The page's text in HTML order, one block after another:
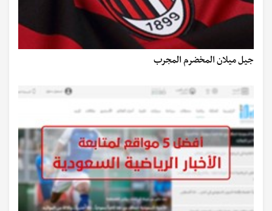
جيل ميلان المخضرم المجرب